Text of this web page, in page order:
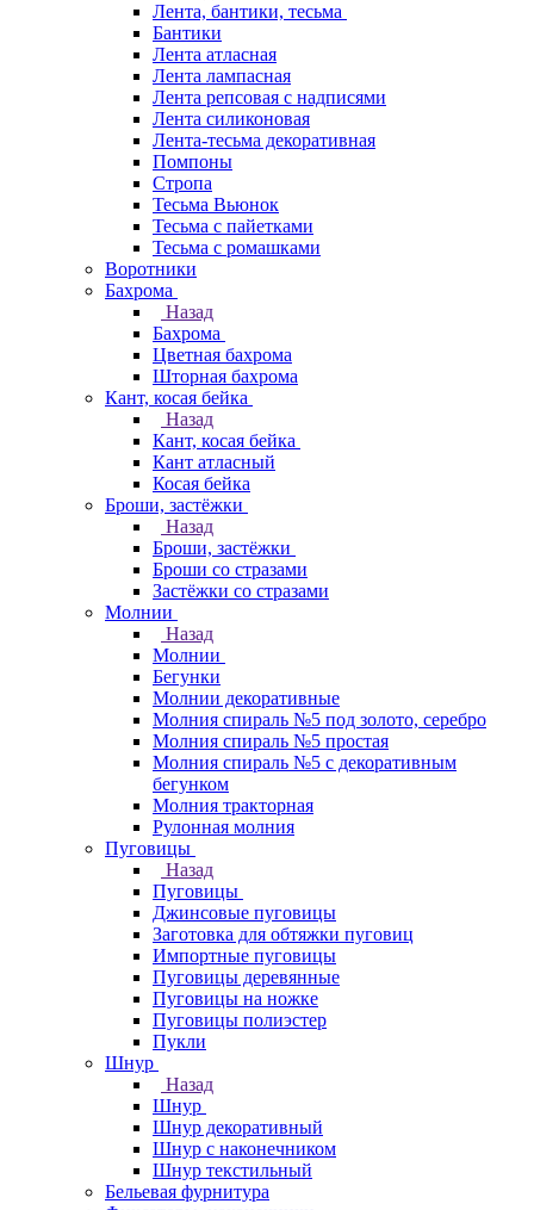
Лента, бантики, тесьма
Бантики
Лента атласная
Лента лампасная
Лента репсовая с надписями
Лента силиконовая
Лента-тесьма декоративная
Помпоны
Стропа
Тесьма Вьюнок
Тесьма с пайетками
Тесьма с ромашками
Воротники
Бахрома
Назад
Бахрома
Цветная бахрома
Шторная бахрома
Кант, косая бейка
Назад
Кант, косая бейка
Кант атласный
Косая бейка
Броши, застёжки
Назад
Броши, застёжки
Броши со стразами
Застёжки со стразами
Молнии
Назад
Молнии
Бегунки
Молнии декоративные
Молния спираль №5 под золото, серебро
Молния спираль №5 простая
Молния спираль №5 с декоративным
бегунком
Молния тракторная
Рулонная молния
Пуговицы
Назад
Пуговицы
Джинсовые пуговицы
Заготовка для обтяжки пуговиц
Импортные пуговицы
Пуговицы деревянные
Пуговицы на ножке
Пуговицы полиэстер
Пукли
Шнур
Назад
Шнур
Шнур декоративный
Шнур с наконечником
Шнур текстильный
Бельевая фурнитура